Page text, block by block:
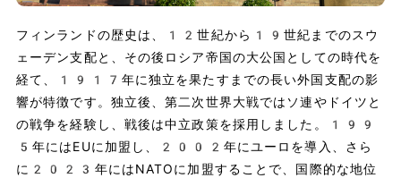
フィンランドの歴史は、12世紀から19世紀までのスウ
ェーデン支配と、その後ロシア帝国の大公国としての時代を
経て、1917年に独立を果たすまでの長い外国支配の影
響が特徴です。独立後、第二次世界大戦ではソ連やドイツと
の戦争を経験し、戦後は中立政策を採用しました。199
5年にはEUに加盟し、2002年にユーロを導入、さら
に2023年にはNATOに加盟することで、国際的な地位